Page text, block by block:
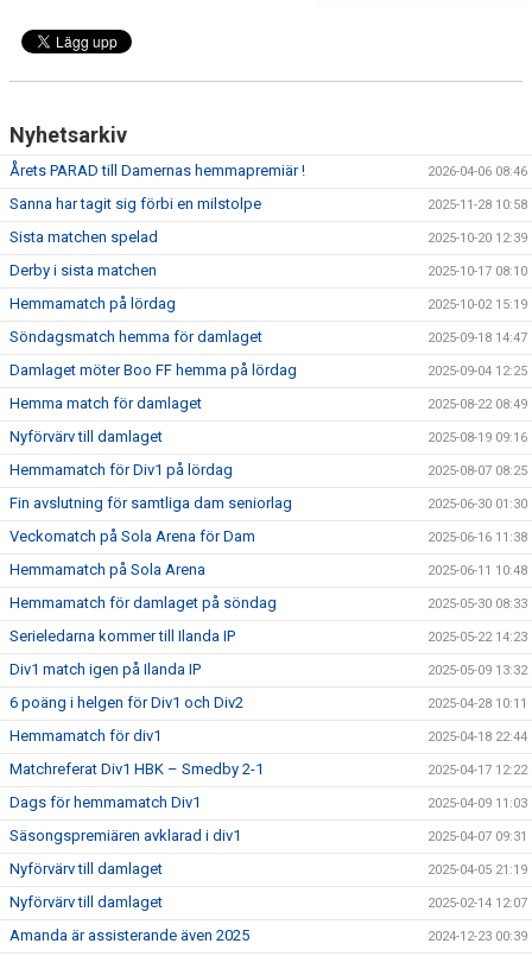
Nyhetsarkiv
Årets PARAD till Damernas hemmapremiär ! 2026-04-06 08:46
Sanna har tagit sig förbi en milstolpe 2025-11-28 10:58
Sista matchen spelad 2025-10-20 12:39
Derby i sista matchen 2025-10-17 08:10
Hemmamatch på lördag 2025-10-02 15:19
Söndagsmatch hemma för damlaget 2025-09-18 14:47
Damlaget möter Boo FF hemma på lördag 2025-09-04 12:25
Hemma match för damlaget 2025-08-22 08:49
Nyförvärv till damlaget 2025-08-19 09:16
Hemmamatch för Div1 på lördag 2025-08-07 08:25
Fin avslutning för samtliga dam seniorlag 2025-06-30 01:30
Veckomatch på Sola Arena för Dam 2025-06-16 11:38
Hemmamatch på Sola Arena 2025-06-11 10:48
Hemmamatch för damlaget på söndag 2025-05-30 08:33
Serieledarna kommer till Ilanda IP 2025-05-22 14:23
Div1 match igen på Ilanda IP 2025-05-09 13:32
6 poäng i helgen för Div1 och Div2 2025-04-28 10:11
Hemmamatch för div1 2025-04-18 22:44
Matchreferat Div1 HBK – Smedby 2-1 2025-04-17 12:22
Dags för hemmamatch Div1 2025-04-09 11:03
Säsongspremiären avklarad i div1 2025-04-07 09:31
Nyförvärv till damlaget 2025-04-05 21:19
Nyförvärv till damlaget 2025-02-14 12:07
Amanda är assisterande även 2025 2024-12-23 00:39